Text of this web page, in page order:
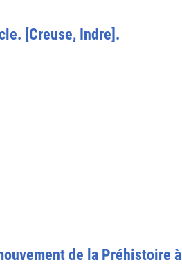
[Creuse, Indre].
de la Préhistoire à